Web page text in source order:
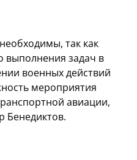
так как
выполнения задач в
военных действий
мероприятия
авиации,
Бенедиктов.